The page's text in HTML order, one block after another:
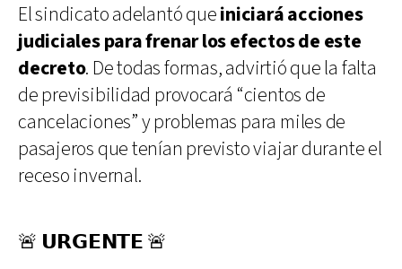
El sindicato adelantó queiniciará acciones
judiciales para frenar los efectos de este
decreto. De todas formas, advirtió que la falta
de previsibilidad provocará “cientos de
cancelaciones” y problemas para miles de
pasajeros que tenían previsto viajar durante el
receso invernal.
🚨 𝗨𝗥𝗚𝗘𝗡𝗧𝗘 🚨